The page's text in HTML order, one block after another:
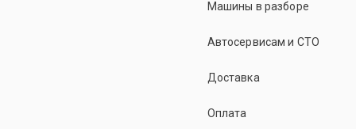
Машины в разборе
Автосервисам и СТО
Доставка
Оплата